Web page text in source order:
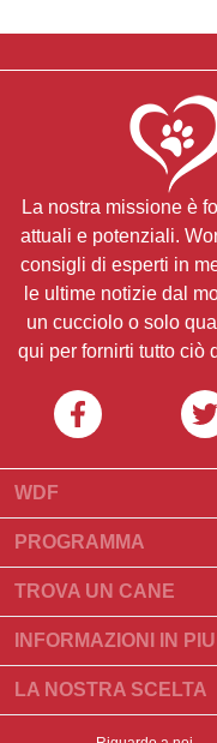
La nostra missione è
attuali e potenziali.
consigli di esperti in
le ultime notizie dal
un cucciolo o solo
qui per fornirti tutto ciò
WDF
Riguardo a noi
Cos'è World Dog
Quali associazioni
Contatto
I nostri partner
Newsletter
PROGRAMMA
Programma Allevatore
Programma per
TROVA UN CANE
Trova un allevatore
Compra un cane
Trova una cucciolata
INFORMAZIONI IN PIU
Razze di cani
Storie principali
LA NOSTRA SCELTA